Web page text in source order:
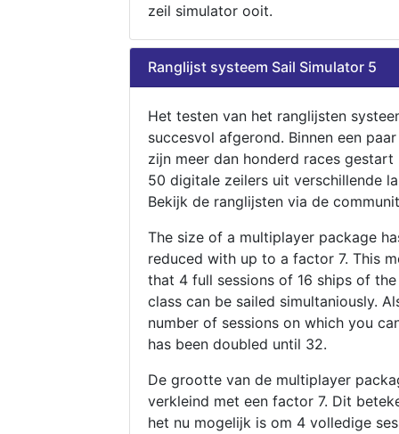
zeil simulator ooit.
Ranglijst systeem Sail Simulator 5
Het testen van het ranglijsten
succesvol afgerond. Binnen een
zijn meer dan honderd races gestart
50 digitale zeilers uit verschillende
Bekijk de ranglijsten via de
The size of a multiplayer package
reduced with up to a factor 7. This
that 4 full sessions of 16 ships of
class can be sailed simultaniously.
number of sessions on which you
has been doubled until 32.
De grootte van de multiplayer
verkleind met een factor 7. Dit
het nu mogelijk is om 4 volledige